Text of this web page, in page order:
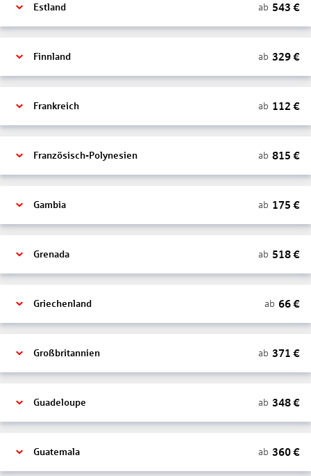
Estland ab 543 €
Finnland ab 329€
Frankreich ab 112 €
Französisch-Polynesien ab 815 €
Gambia ab 175 €
Grenada ab 518€
Griechenland ab 66€
Großbritannien ab 371 €
Guadeloupe ab 348€
Guatemala ab 360€